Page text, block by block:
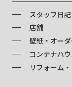
スタッフ日記
店舗
壁紙・オー
コンテナハウ
リフォーム